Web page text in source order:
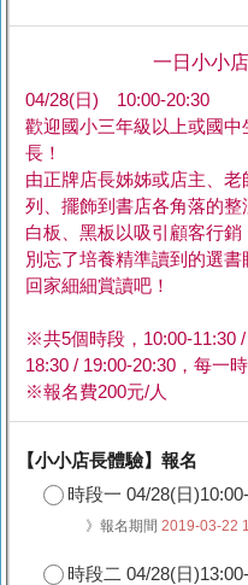
一日小小
04/28(日) 10:00-20:30
歡迎國小三年級以上或國
長！
由正牌店長姊姊或店主、
列、擺飾到書店各角落的
白板、黑板以吸引顧客行銷
別忘了培養精準讀到的選
回家細細賞讀吧！
※共5個時段，10:00-11:30
18:30 / 19:00-20:30，每一
※報名費200元/人
【小小店長體驗】報名
時段一 04/28(日
》報名期間 2019-03-22
時段二 04/28(日